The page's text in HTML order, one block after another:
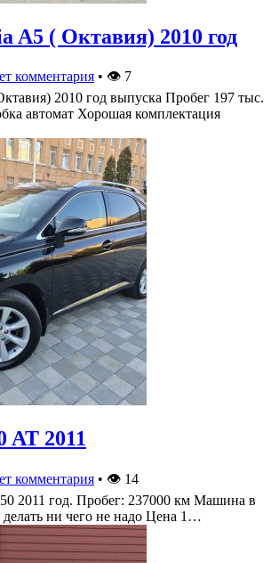
A5 ( Октавия) 2010 год
комментария • 👁 7
2010 год выпуска Пробег 197 тыс.
автомат Хорошая комплектация
AT 2011
комментария • 👁 14
2011 год. Пробег: 237000 км Машина в
ни чего не надо Цена 1…